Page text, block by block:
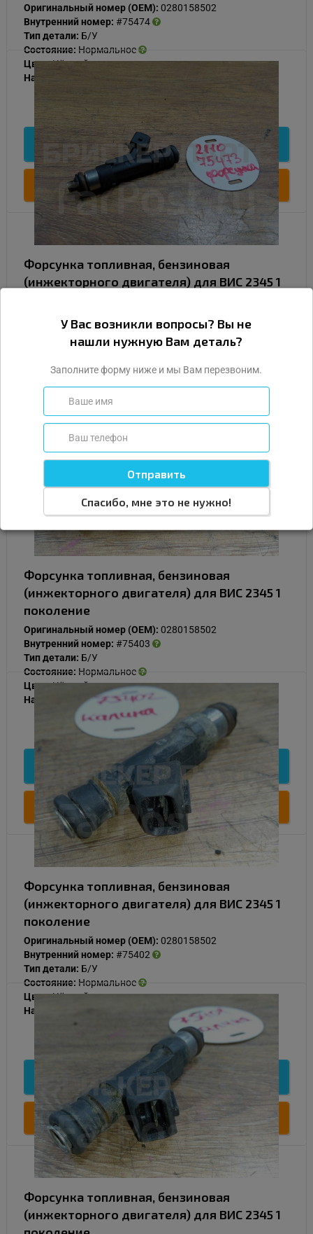
Оригинальный номер (OEM): 0280158502
Внутренний номер: #75474
Тип детали: Б/У
Состояние: Нормальное
Цвет:Чёрный
Наличие:
1 000
Подробнее
Купить
Форсунка топливная, бензиновая
(инжекторного двигателя) для ВИС 2345 1
Оригинальный номер (OEM):
0280158502
Внутренний номер:
Тип детали:Б/У
Чёрный
Наличие:
В наличии
1 000
Подробнее
Форсунка топливная, бензиновая
(инжекторного двигателя) для ВИС 2345 1
поколение
Оригинальный номер (OEM): 0280158502
Внутренний номер: #75403
Тип детали: Б/У
Состояние: Нормальное
Цвет:Чёрный
Наличие:
В наличии
500
Подробнее
Купить
Форсунка топливная, бензиновая
(инжекторного двигателя) для ВИС 2345 1
поколение
Оригинальный номер (OEM): 0280158502
Внутренний номер: #75402
Тип детали: Б/У
Состояние: Нормальное
Цвет:Чёрный
Наличие:
500
Подробнее
Купить
Форсунка топливная, бензиновая
(инжекторного двигателя) для ВИС 2345 1
У Вас возникли вопросы? Вы не
нашли нужную Вам деталь?
Заполните форму ниже и мы Вам перезвоним.
Спасибо, мне это не нужно!